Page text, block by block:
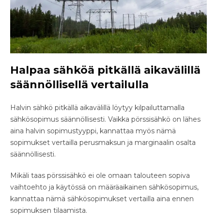
Halpaa sähköä pitkällä aikavälillä
säännöllisellä vertailulla
Halvin sähkö pitkällä aikavälillä löytyy kilpailuttamalla
sähkösopimus säännöllisesti. Vaikka pörssisähkö on lähes
aina halvin sopimustyyppi, kannattaa myös nämä
sopimukset vertailla perusmaksun ja marginaalin osalta
säännöllisesti.
Mikäli taas pörssisähkö ei ole omaan talouteen sopiva
vaihtoehto ja käytössä on määräaikainen sähkösopimus,
kannattaa nämä sähkösopimukset vertailla aina ennen
sopimuksen tilaamista.